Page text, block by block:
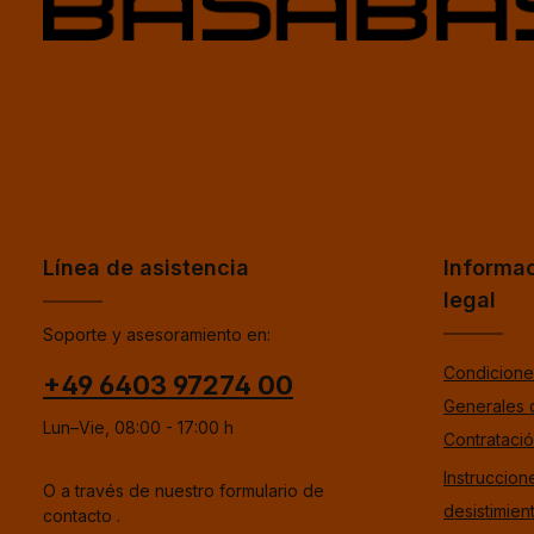
Línea de asistencia
Soporte y asesoramiento en:
+49 6403 97274 00
Lun–Vie, 08:00 - 17:00 h
O a través de nuestro formulario de
contacto .
legal
Generales